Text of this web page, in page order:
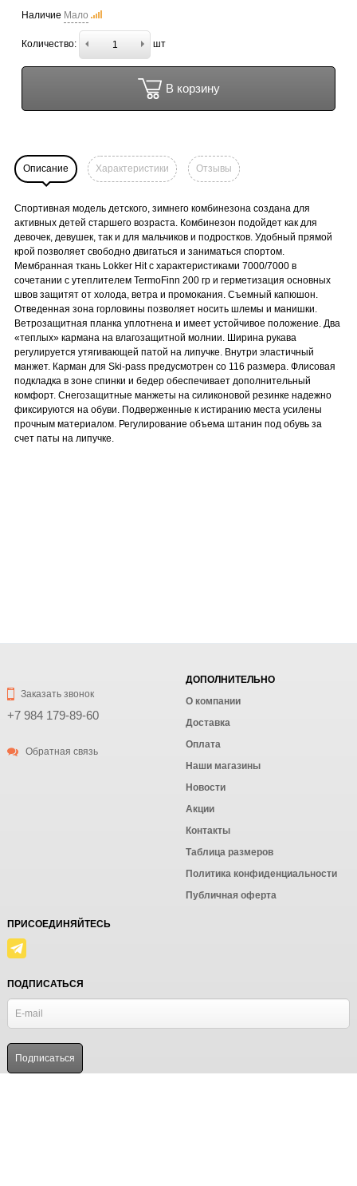
Наличие Мало
Количество: шт
В корзину
Описание Характеристики Отзывы
Спортивная модель детского, зимнего комбинезона создана для
активных детей старшего возраста. Комбинезон подойдет как для
девочек, девушек, так и для мальчиков и подростков. Удобный прямой
крой позволяет свободно двигаться и заниматься спортом.
Мембранная ткань Lokker Hit с характеристиками 7000/7000 в
сочетании с утеплителем TermoFinn 200 гр и герметизация основных
швов защитят от холода, ветра и промокания. Съемный капюшон.
Отведенная зона горловины позволяет носить шлемы и манишки.
Ветрозащитная планка уплотнена и имеет устойчивое положение. Два
«теплых» кармана на влагозащитной молнии. Ширина рукава
регулируется утягивающей патой на липучке. Внутри эластичный
манжет. Карман для Ski-pass предусмотрен со 116 размера. Флисовая
подкладка в зоне спинки и бедер обеспечивает дополнительный
комфорт. Снегозащитные манжеты на силиконовой резинке надежно
фиксируются на обуви. Подверженные к истиранию места усилены
прочным материалом. Регулирование объема штанин под обувь за
счет паты на липучке.
Заказать звонок
+7 984 179-89-60
Обратная связь
ДОПОЛНИТЕЛЬНО
О компании
Доставка
Оплата
Наши магазины
Новости
Акции
Контакты
Таблица размеров
Политика конфиденциальности
Публичная оферта
ПРИСОЕДИНЯЙТЕСЬ
ПОДПИСАТЬСЯ